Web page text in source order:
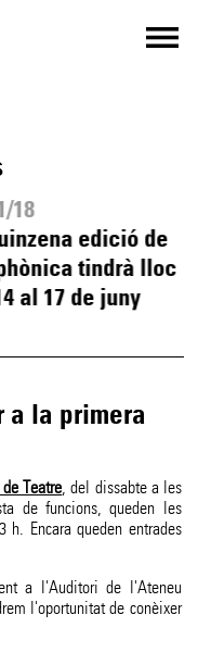
18
edició de
tindrà lloc
al 17 de juny
a la primera
de Teatre, del dissabte a les
de funcions, queden les
Encara queden entrades
a l'Auditori de l'Ateneu
l'oportunitat de conèixer